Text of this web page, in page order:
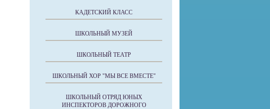
КАДЕТСКИЙ КЛАСС
ШКОЛЬНЫЙ МУЗЕЙ
ШКОЛЬНЫЙ ТЕАТР
ШКОЛЬНЫЙ ХОР "МЫ ВСЕ ВМЕСТЕ"
ШКОЛЬНЫЙ ОТРЯД ЮНЫХ
ИНСПЕКТОРОВ ДОРОЖНОГО